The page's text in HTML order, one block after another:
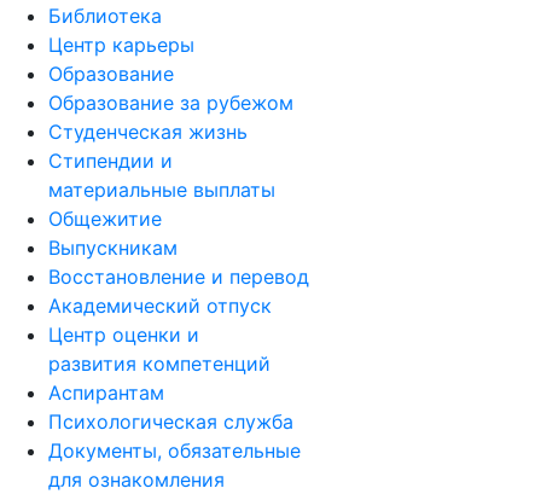
Библиотека
Центр карьеры
Образование
Образование за рубежом
Студенческая жизнь
Стипендии и
материальные выплаты
Общежитие
Выпускникам
Восстановление и перевод
Академический отпуск
Центр оценки и
развития компетенций
Аспирантам
Психологическая служба
Документы, обязательные
для ознакомления